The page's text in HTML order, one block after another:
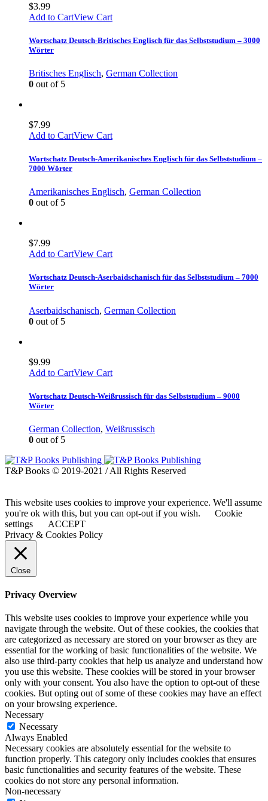
$3.99
Add to CartView Cart
Wortschatz Deutsch-Britisches Englisch für das Selbststudium – 3000
Wörter
Britisches Englisch, German Collection
0 out of 5
$7.99
Add to CartView Cart
Wortschatz Deutsch-Amerikanisches Englisch für das Selbststudium –
7000 Wörter
Amerikanisches Englisch, German Collection
0 out of 5
$7.99
Add to CartView Cart
Wortschatz Deutsch-Aserbaidschanisch für das Selbststudium – 7000
Wörter
Aserbaidschanisch, German Collection
0 out of 5
$9.99
Add to CartView Cart
Wortschatz Deutsch-Weißrussisch für das Selbststudium – 9000
Wörter
German Collection, Weißrussisch
0 out of 5
T&P Books © 2019-2021 / All Rights Reserved
This website uses cookies to improve your experience. We'll assume
you're ok with this, but you can opt-out if you wish.
Cookie
settings
ACCEPT
Privacy & Cookies Policy
Close
Privacy Overview
This website uses cookies to improve your experience while you
navigate through the website. Out of these cookies, the cookies that
are categorized as necessary are stored on your browser as they are
essential for the working of basic functionalities of the website. We
also use third-party cookies that help us analyze and understand how
you use this website. These cookies will be stored in your browser
only with your consent. You also have the option to opt-out of these
cookies. But opting out of some of these cookies may have an effect
on your browsing experience.
Necessary
Necessary
Always Enabled
Necessary cookies are absolutely essential for the website to
function properly. This category only includes cookies that ensures
basic functionalities and security features of the website. These
cookies do not store any personal information.
Non-necessary